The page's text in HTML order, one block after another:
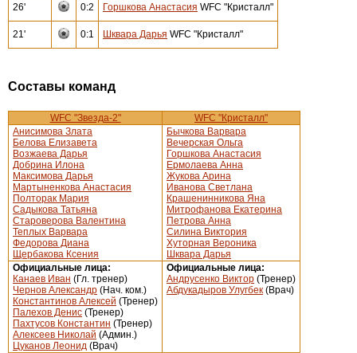
26' 0:2 Горшкова Анастасия WFC "Кристалл"
21' 0:1 Шквара Дарья WFC "Кристалл"
Составы команд
WFC "Звезда-2"
WFC "Кристалл"
Анисимова Злата
Белова Елизавета
Возжаева Дарья
Добрина Илона
Максимова Дарья
Мартыненкова Анастасия
Полторак Мария
Садыкова Татьяна
Староверова Валентина
Теплых Варвара
Федорова Диана
Щербакова Ксения
Бычкова Варвара
Вечерская Ольга
Горшкова Анастасия
Ермолаева Анна
Жукова Арина
Иванова Светлана
Крашенинникова Яна
Митрофанова Екатерина
Петрова Анна
Силина Виктория
Хуторная Вероника
Шквара Дарья
Официальные лица:
Канаев Иван (Гл. тренер)
Чернов Александр (Нач. ком.)
Константинов Алексей (Тренер)
Палехов Денис (Тренер)
Пахтусов Константин (Тренер)
Алексеев Николай (Админ.)
Цуканов Леонид (Врач)
Официальные лица:
Андрусенко Виктор (Тренер)
Абдукадыров Улугбек (Врач)